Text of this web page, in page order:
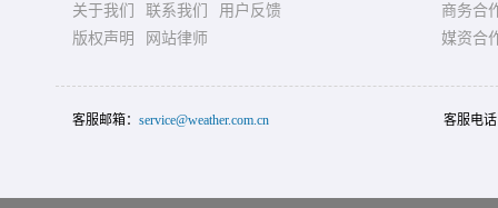
关于我们 联系我们
用户反馈
版权声明
网站律师
商务合
媒资合
客服邮箱： service@weather.com.cn 客服电